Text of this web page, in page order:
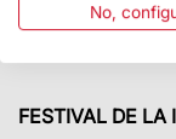
La entrada a la
FESTIVAL DE LA
No,